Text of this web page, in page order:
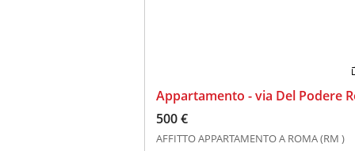
Appartamento - via Del Podere
500 €
AFFITTO APPARTAMENTO A ROMA (RM )